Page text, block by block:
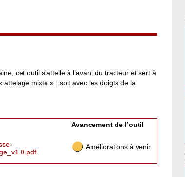
cet outil s’attelle à l’avant du tracteur et sert à
attelage mixte » : soit avec les doigts de la
Avancement de l’outil
Améliorations à venir